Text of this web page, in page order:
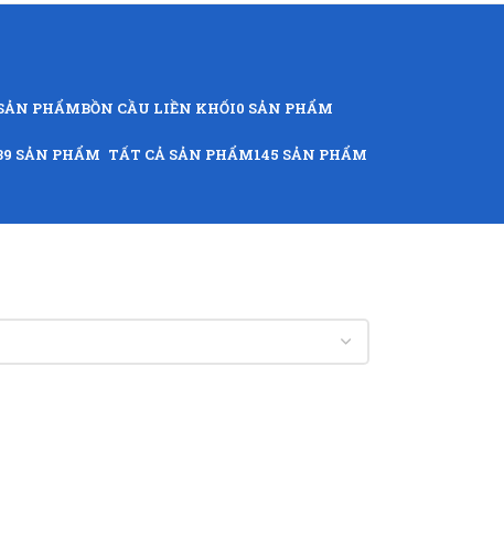
PHẨMBỒN CẦU LIỀN KHỐI0 SẢN PHẨM
SẢN PHẨM TẤT CẢ SẢN PHẨM145 SẢN PHẨM